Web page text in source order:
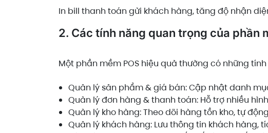
In bill thanh toán gửi khách hàng, tăng độ nhận
2. Các tính năng quan trọng của phần
Một phần mềm POS hiệu quả thường có những
Quản lý sản phẩm & giá bán: Cập nhật danh
Quản lý đơn hàng & thanh toán: Hỗ trợ nhiều
Quản lý kho hàng: Theo dõi hàng tồn kho, tự
Quản lý khách hàng: Lưu thông tin khách hàng,